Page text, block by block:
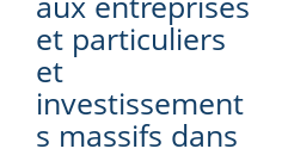
et particuliers
et
investissement
s massifs dans